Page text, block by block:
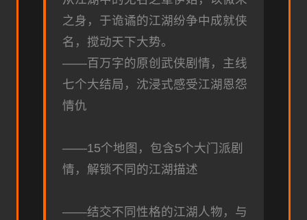
之身，于诡谲的江湖纷争中成就侠
名，搅动天下大势。
——百万字的原创武侠剧情，主线
七个大结局，沈浸式感受江湖恩怨
情仇
——15个地图，包含5个大门派剧
情，解锁不同的江湖描述
——结交不同性格的江湖人物，与